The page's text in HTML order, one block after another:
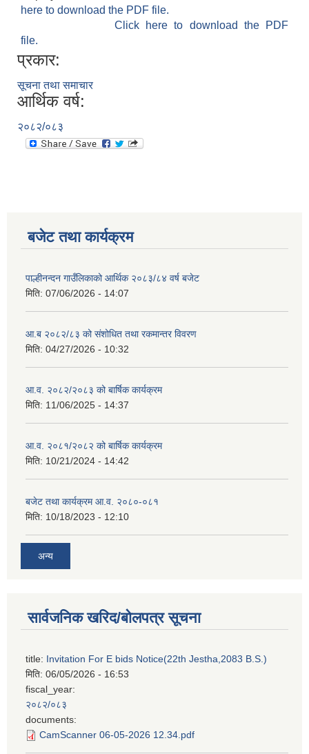
here to download the PDF file.
Click here to download the PDF
file.
प्रकार:
सूचना तथा समाचार
आर्थिक वर्ष:
२०८२/०८३
बजेट तथा कार्यक्रम
पाल्हीनन्दन गाउँलिकाको आर्थिक २०८३/८४ वर्ष बजेट
मिति: 07/06/2026 - 14:07
आ.ब २०८२/८३ को संशोधित तथा रकमान्तर विवरण
मिति: 04/27/2026 - 10:32
आ.व. २०८२/२०८३ को बार्षिक कार्यक्रम
मिति: 11/06/2025 - 14:37
आ.व. २०८१/२०८२ को बार्षिक कार्यक्रम
मिति: 10/21/2024 - 14:42
बजेट तथा कार्यक्रम आ.व. २०८०-०८१
मिति: 10/18/2023 - 12:10
अन्य
सार्वजनिक खरिद/बोलपत्र सूचना
title: Invitation For E bids Notice(22th Jestha,2083 B.S.)
मिति: 06/05/2026 - 16:53
fiscal_year:
२०८२/०८३
documents:
CamScanner 06-05-2026 12.34.pdf